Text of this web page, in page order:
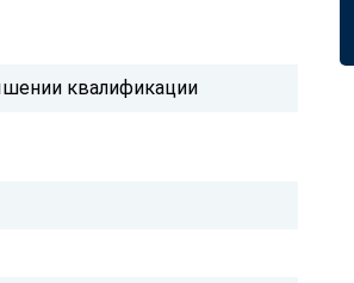
квалификации